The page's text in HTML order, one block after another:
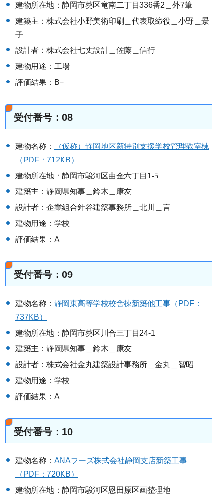
建物所在地：静岡市葵区竜南二丁目336番2＿外7筆
建築主：株式会社小野美術印刷＿代表取締役＿小野＿景
子
設計者：株式会社七丈設計＿佐藤＿信行
建物用途：工場
評価結果：B+
受付番号：08
建物名称：
（仮称）静岡地区新特別支援学校管理教室棟
（PDF：712KB）
建物所在地：静岡市駿河区曲金六丁目1-5
建築主：静岡県知事＿鈴木＿康友
設計者：企業組合針谷建築事務所＿北川＿言
建物用途：学校
評価結果：A
受付番号：09
建物名称： 静岡東高等学校校舎棟新築他工事（PDF：
737KB）
建物所在地：静岡市葵区川合三丁目24-1
建築主：静岡県知事＿鈴木＿康友
設計者：株式会社金丸建築設計事務所＿金丸＿智昭
建物用途：学校
評価結果：A
受付番号：10
建物名称： ANAフーズ株式会社静岡支店新築工事
（PDF：720KB）
建物所在地：静岡市駿河区恩田原区画整理地